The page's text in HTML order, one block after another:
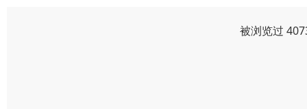
被浏览过